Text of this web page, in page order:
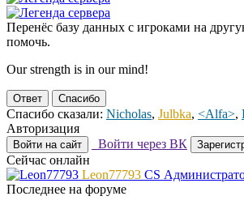
Перенёс базу данных с игроками на
помочь.
Our strength is in our mind!
Ответ Спасибо
Спасибо сказали: Nicholas, Julbka, <Alfa>,
Авторизация
Войти на сайт Войти через ВК
Сейчас онлайн
Leon77793 CS
Последнее на форуме